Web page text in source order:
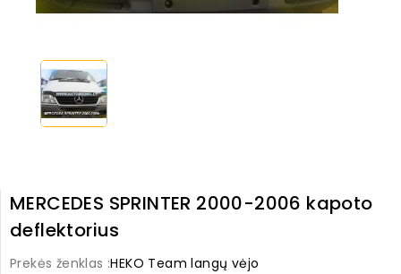
MERCEDES SPRINTER 2000-2006 kapoto
deflektorius
Prekės ženklas :HEKO Team langų vėjo